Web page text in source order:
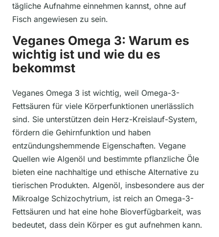
tägliche Aufnahme einnehmen kannst, ohne auf
Fisch angewiesen zu sein.
Veganes Omega 3: Warum es
wichtig ist und wie du es
bekommst
Veganes Omega 3 ist wichtig, weil Omega-3-
Fettsäuren für viele Körperfunktionen unerlässlich
sind. Sie unterstützen dein Herz-Kreislauf-System,
fördern die Gehirnfunktion und haben
entzündungshemmende Eigenschaften. Vegane
Quellen wie Algenöl und bestimmte pflanzliche Öle
bieten eine nachhaltige und ethische Alternative zu
tierischen Produkten. Algenöl, insbesondere aus der
Mikroalge Schizochytrium, ist reich an Omega-3-
Fettsäuren und hat eine hohe Bioverfügbarkeit, was
bedeutet, dass dein Körper es gut aufnehmen kann.